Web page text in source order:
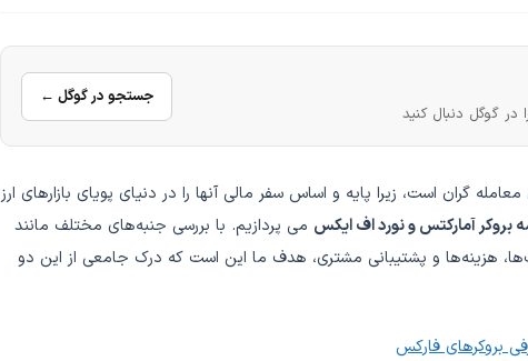
گوگل دنبال کنید
جستجو در گوگل ←
گران است، زیرا پایه و اساس سفر مالی آنها را در دنیای پویای بازارهای ارز
بروکر آمارکتس و نورد اف ایکس می پردازیم. با بررسی جنبه‌های مختلف مانند
هزینه‌ها و پشتیبانی مشتری، هدف ما این است که درک جامعی از این دو